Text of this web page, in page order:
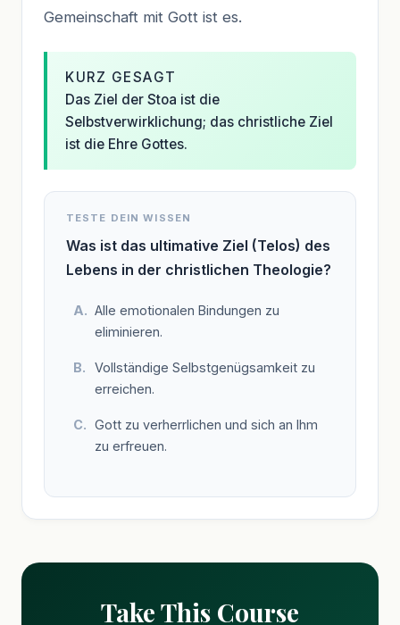
Gemeinschaft mit Gott ist es.
KURZ GESAGT
Das Ziel der Stoa ist die
Selbstverwirklichung; das christliche Ziel
ist die Ehre Gottes.
TESTE DEIN WISSEN
Was ist das ultimative Ziel (Telos) des
Lebens in der christlichen Theologie?
Alle emotionalen Bindungen zu
eliminieren.
Vollständige Selbstgenügsamkeit zu
erreichen.
Gott zu verherrlichen und sich an Ihm
zu erfreuen.
Take This Course